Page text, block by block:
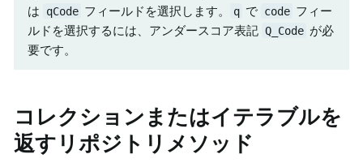
は
qCode フィールドを選択します。 q で code フィー
ルドを選択するには、アンダースコア表記 Q_Code が必
要です。
コレクションまたはイテラブルを
返すリポジトリメソッド